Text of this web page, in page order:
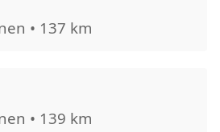
• 137 km
• 139 km